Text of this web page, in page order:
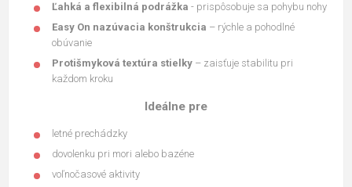
Ľahká a flexibilná podrážka - prispôsobuje sa pohybu nohy
Easy On nazúvacia konštrukcia – rýchle a pohodlné
obúvanie
Protišmyková textúra stielky – zaisťuje stabilitu pri
každom kroku
Ideálne pre
letné prechádzky
dovolenku pri mori alebo bazéne
voľnočasové aktivity